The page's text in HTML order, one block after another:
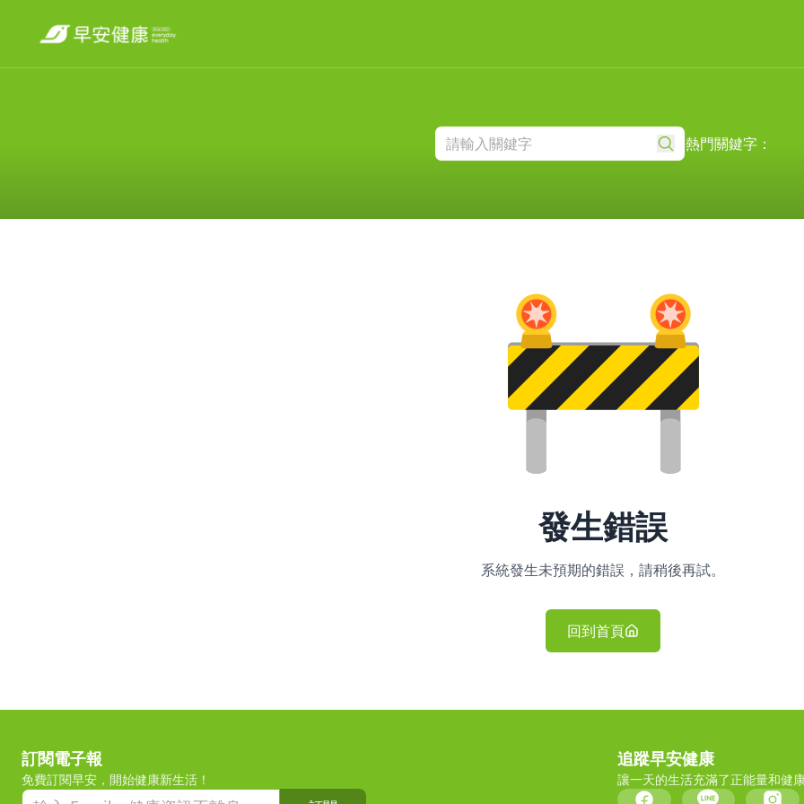
熱門關鍵字：
發生錯誤
系統發生未預期的錯誤，請稍後再試。
回到首頁
訂閱電子報
免費訂閱早安，開始健康新生活！
追蹤早安健康
讓一天的生活充滿了正能量和健